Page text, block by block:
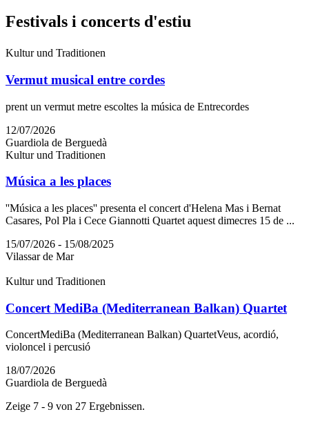
Festivals i concerts d'estiu
Kultur und Traditionen
Vermut musical entre cordes
prent un vermut metre escoltes la música de Entrecordes
12/07/2026
Guardiola de Berguedà
Kultur und Traditionen
Música a les places
''Música a les places'' presenta el concert d'Helena Mas i Bernat
Casares, Pol Pla i Cece Giannotti Quartet aquest dimecres 15 de ...
15/07/2026 - 15/08/2025
Vilassar de Mar
Kultur und Traditionen
Concert MediBa (Mediterranean Balkan) Quartet
ConcertMediBa (Mediterranean Balkan) QuartetVeus, acordió,
violoncel i percusió
18/07/2026
Guardiola de Berguedà
Zeige 7 - 9 von 27 Ergebnissen.